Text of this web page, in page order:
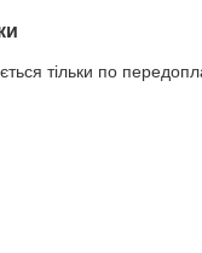
тільки по